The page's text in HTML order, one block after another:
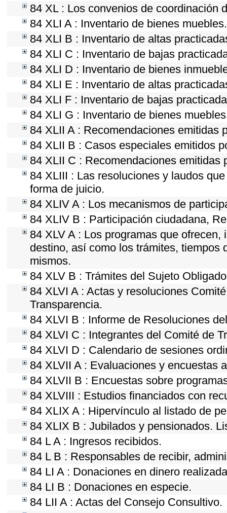
84 XL : Los convenios de coordinación
84 XLI A : Inventario de bienes muebles.
84 XLI B : Inventario de altas
84 XLI C : Inventario de bajas
84 XLI D : Inventario de bienes
84 XLI E : Inventario de altas
84 XLI F : Inventario de bajas
84 XLI G : Inventario de bienes
84 XLII A : Recomendaciones emitidas
84 XLII B : Casos especiales emitidos
84 XLII C : Recomendaciones emitidas
84 XLIII : Las resoluciones y laudos
forma de juicio.
84 XLIV A : Los mecanismos de
84 XLIV B : Participación ciudadana,
84 XLV A : Los programas que
destino, así como los trámites, tiempos
mismos.
84 XLV B : Trámites del Sujeto
84 XLVI A : Actas y resoluciones
Transparencia.
84 XLVI B : Informe de Resoluciones
84 XLVI C : Integrantes del Comité de
84 XLVI D : Calendario de sesiones
84 XLVII A : Evaluaciones y encuestas
84 XLVII B : Encuestas sobre
84 XLVIII : Estudios financiados con
84 XLIX A : Hipervínculo al listado de
84 XLIX B : Jubilados y pensionados.
84 L A : Ingresos recibidos.
84 L B : Responsables de recibir,
84 LI A : Donaciones en dinero
84 LI B : Donaciones en especie.
84 LII A : Actas del Consejo Consultivo.